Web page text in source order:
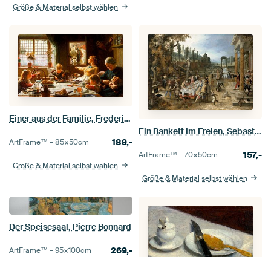
Größe & Material selbst wählen
Einer aus der Familie, Frederic George Cotman
ArtFrame™ –85×50cm 189,-
Größe & Material selbst wählen
Ein Bankett im Freien, Sebastiaen Vrancx
ArtFrame™ –70×50cm 157,-
Größe & Material selbst wählen
Der Speisesaal, Pierre Bonnard
ArtFrame™ –95×100cm 269,-